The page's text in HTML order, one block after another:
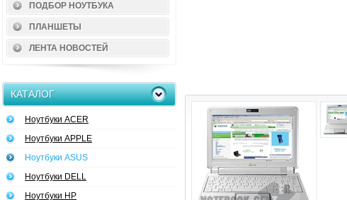
ПОДБОР НОУТБУКА
ПЛАНШЕТЫ
ЛЕНТА НОВОСТЕЙ
КАТАЛОГ
Ноутбуки ACER
Ноутбуки APPLE
Ноутбуки ASUS
Ноутбуки DELL
Ноутбуки HP